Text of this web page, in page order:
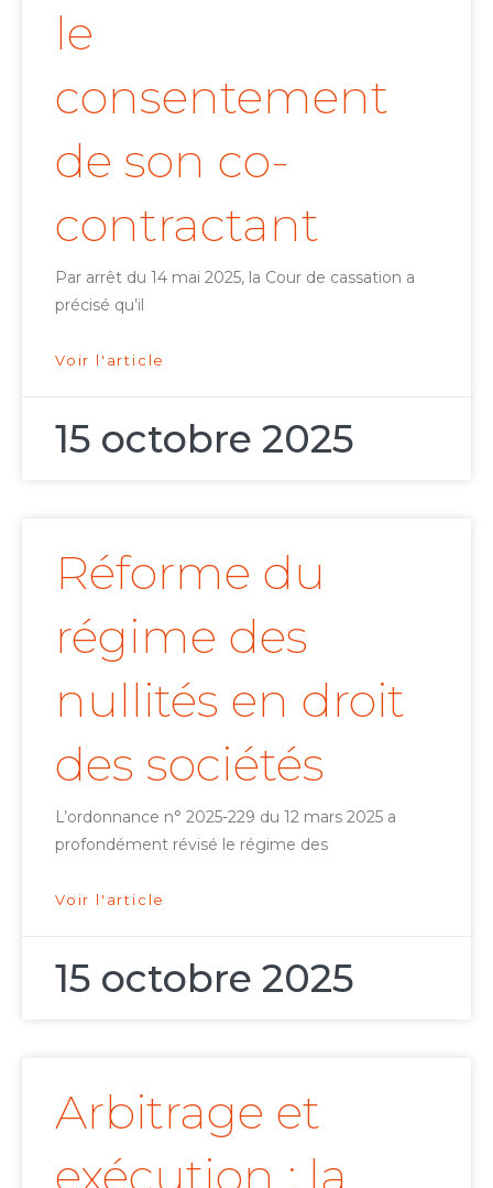
le
consentement
de son co-
contractant
Par arrêt du 14 mai 2025, la Cour de cassation a
précisé qu’il
Voir l'article
15 octobre 2025
Réforme du
régime des
nullités en droit
des sociétés
L’ordonnance n° 2025-229 du 12 mars 2025 a
profondément révisé le régime des
Voir l'article
15 octobre 2025
Arbitrage et
exécution : la